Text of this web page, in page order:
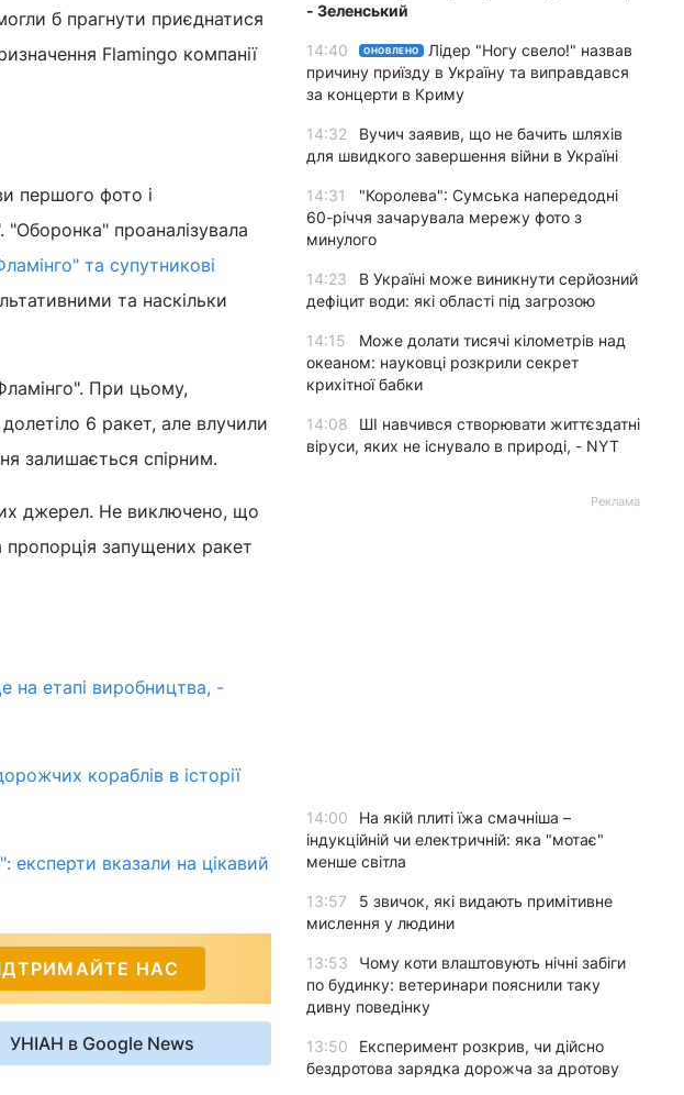
б прагнути приєднатися
Flamingo компанії
першого фото і
"Оборонка" проаналізувала
та супутникові
та наскільки
При цьому,
долетіло 6 ракет, але влучили
залишається спірним.
джерел. Не виключено, що
пропорція запущених ракет
на етапі виробництва, -
кораблів в історії
експерти вказали на цікавий
НАС
УНІАН в Google News
- Зеленський
14:40 ОНОВЛЕНО
Лідер "Ногу свело!" назвав
причину приїзду в Україну та виправдався
за концерти в Криму
14:32
Вучич заявив, що не бачить шляхів
для швидкого завершення війни в Україні
14:31
"Королева": Сумська напередодні
60-річчя зачарувала мережу фото з
минулого
14:23
В Україні може виникнути серйозний
дефіцит води: які області під загрозою
14:15
Може долати тисячі кілометрів над
океаном: науковці розкрили секрет
крихітної бабки
14:08
ШІ навчився створювати життєздатні
віруси, яких не існувало в природі, - NYT
Реклама
14:00
На якій плиті їжа смачніша –
індукційній чи електричній: яка "мотає"
менше світла
13:57
5 звичок, які видають примітивне
мислення у людини
13:53
Чому коти влаштовують нічні забіги
по будинку: ветеринари пояснили таку
дивну поведінку
13:50
Експеримент розкрив, чи дійсно
бездротова зарядка дорожча за дротову